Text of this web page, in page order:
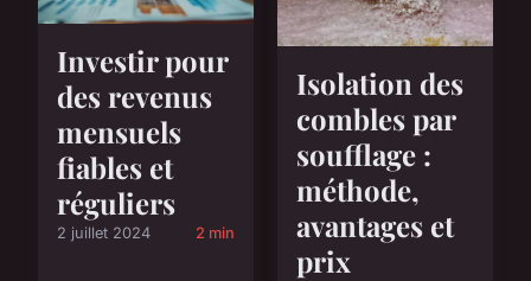
Investir pour
des revenus
mensuels
fiables et
réguliers
2 juillet 2024 2 min
Isolation des
combles par
soufflage :
méthode,
avantages et
prix